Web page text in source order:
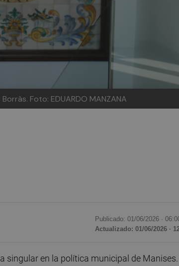
Foto: EDUARDO MANZANA
Publicado: 01/06/2026 ·
Actualizado: 01/06/2026 ·
singular en la política municipal de Manises.